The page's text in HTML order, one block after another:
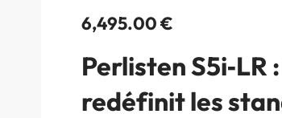
6,495.00€
Perlisten S5i‑LR
redéfinit les